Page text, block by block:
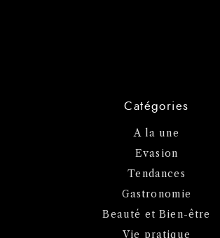
Catégories
A la une
Evasion
Tendances
Gastronomie
Beauté et Bien-être
Vie pratique